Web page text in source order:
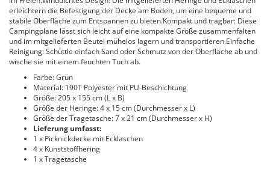
erleichtern die Befestigung der Decke am Boden, um eine bequeme und
stabile Oberfläche zum Entspannen zu bieten.Kompakt und tragbar: Diese
Campingplane lässt sich leicht auf eine kompakte Größe zusammenfalten
und im mitgelieferten Beutel mühelos lagern und transportieren.Einfache
Reinigung: Schüttle einfach Sand oder Schmutz von der Oberfläche ab und
wische sie mit einem feuchten Tuch ab.
Farbe: Grün
Material: 190T Polyester mit PU-Beschichtung
Größe: 205 x 155 cm (L x B)
Größe der Heringe: 4 x 15 cm (Durchmesser x L)
Größe der Tragetasche: 7 x 21 cm (Durchmesser x H)
Lieferung umfasst:
1 x Picknickdecke mit Ecklaschen
4 x Kunststoffhering
1 x Tragetasche